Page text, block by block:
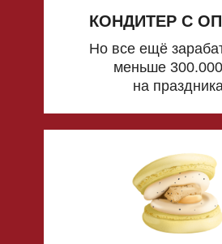
КОНДИТЕР С
Но все ещё
меньше
на